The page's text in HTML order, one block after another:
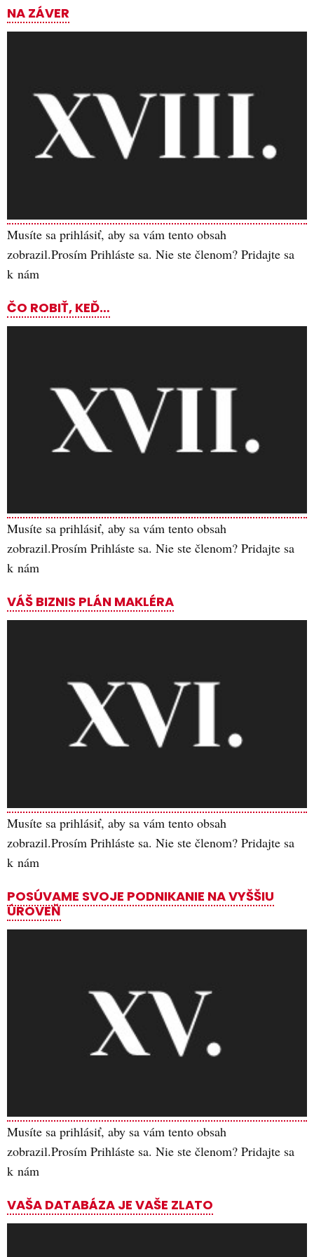
Preskočiť
na
NA ZÁVER
Musíte sa prihlásiť, aby sa vám tento obsah
zobrazil.Prosím Prihláste sa. Nie ste členom? Pridajte sa
k nám
ČO ROBIŤ, KEĎ…
Musíte sa prihlásiť, aby sa vám tento obsah
zobrazil.Prosím Prihláste sa. Nie ste členom? Pridajte sa
k nám
VÁŠ BIZNIS PLÁN MAKLÉRA
Musíte sa prihlásiť, aby sa vám tento obsah
zobrazil.Prosím Prihláste sa. Nie ste členom? Pridajte sa
k nám
POSÚVAME SVOJE PODNIKANIE NA VYŠŠIU
ÚROVEŇ
Musíte sa prihlásiť, aby sa vám tento obsah
zobrazil.Prosím Prihláste sa. Nie ste členom? Pridajte sa
k nám
VAŠA DATABÁZA JE VAŠE ZLATO